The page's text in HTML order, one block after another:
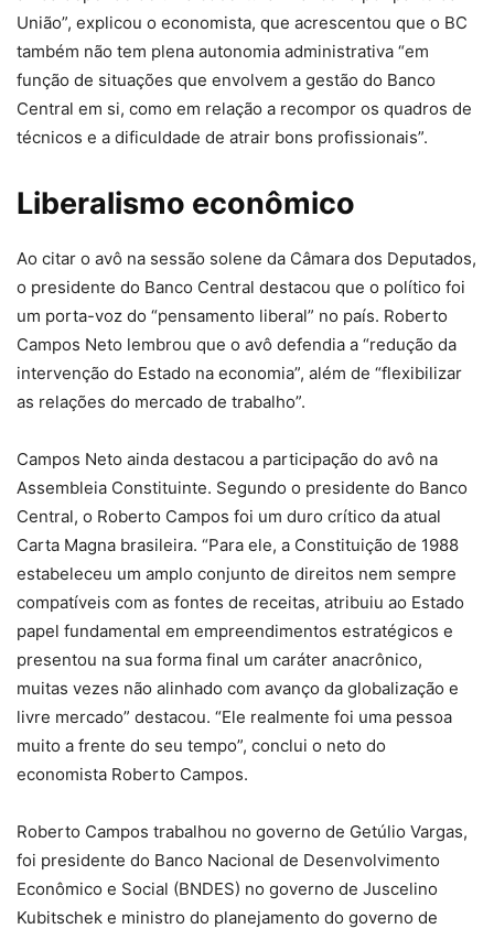
União”, explicou o economista, que acrescentou que o BC
também não tem plena autonomia administrativa “em
função de situações que envolvem a gestão do Banco
Central em si, como em relação a recompor os quadros de
técnicos e a dificuldade de atrair bons profissionais”.
Liberalismo econômico
Ao citar o avô na sessão solene da Câmara dos Deputados,
o presidente do Banco Central destacou que o político foi
um porta-voz do “pensamento liberal” no país. Roberto
Campos Neto lembrou que o avô defendia a “redução da
intervenção do Estado na economia”, além de “flexibilizar
as relações do mercado de trabalho”.
Campos Neto ainda destacou a participação do avô na
Assembleia Constituinte. Segundo o presidente do Banco
Central, o Roberto Campos foi um duro crítico da atual
Carta Magna brasileira. “Para ele, a Constituição de 1988
estabeleceu um amplo conjunto de direitos nem sempre
compatíveis com as fontes de receitas, atribuiu ao Estado
papel fundamental em empreendimentos estratégicos e
presentou na sua forma final um caráter anacrônico,
muitas vezes não alinhado com avanço da globalização e
livre mercado” destacou. “Ele realmente foi uma pessoa
muito a frente do seu tempo”, conclui o neto do
economista Roberto Campos.
Roberto Campos trabalhou no governo de Getúlio Vargas,
foi presidente do Banco Nacional de Desenvolvimento
Econômico e Social (BNDES) no governo de Juscelino
Kubitschek e ministro do planejamento do governo de